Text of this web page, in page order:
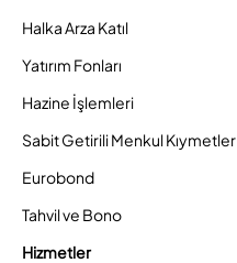
Halka Arza Katıl
Yatırım Fonları
Hazine İşlemleri
Sabit Getirili Menkul Kıymetler
Eurobond
Tahvil ve Bono
Hizmetler